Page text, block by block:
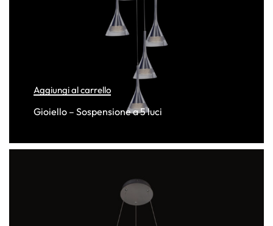
Aggiungi al carrello
Gioiello – Sospensione a 5 luci